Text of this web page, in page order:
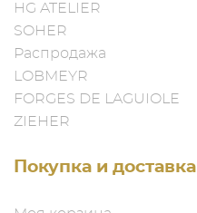
HG ATELIER
SOHER
Распродажа
LOBMEYR
FORGES DE LAGUIOLE
ZIEHER
Покупка и доставка